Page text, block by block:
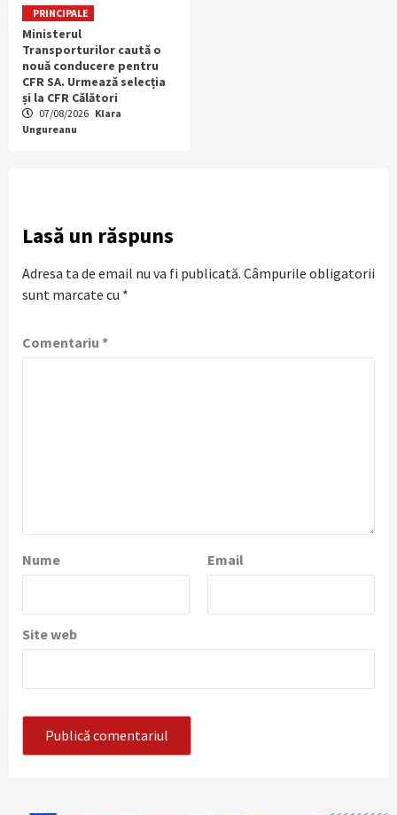
PRINCIPALE
Ministerul
Transporturilor caută o
nouă conducere pentru
CFR SA. Urmează selecția
și la CFR Călători
07/08/2026 Klara
Ungureanu
Lasă un răspuns
Adresa ta de email nu va fi publicată. Câmpurile obligatorii
sunt marcate cu *
Comentariu *
Nume Email
Site web